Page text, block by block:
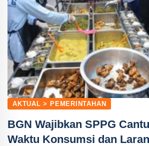
AKTUAL > PEMERINTAHAN
BGN Wajibkan SPPG
Waktu Konsumsi dan